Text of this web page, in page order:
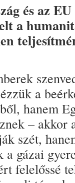
és az
a
a
hanem
– akkor
szét,
gázai
felelőssé